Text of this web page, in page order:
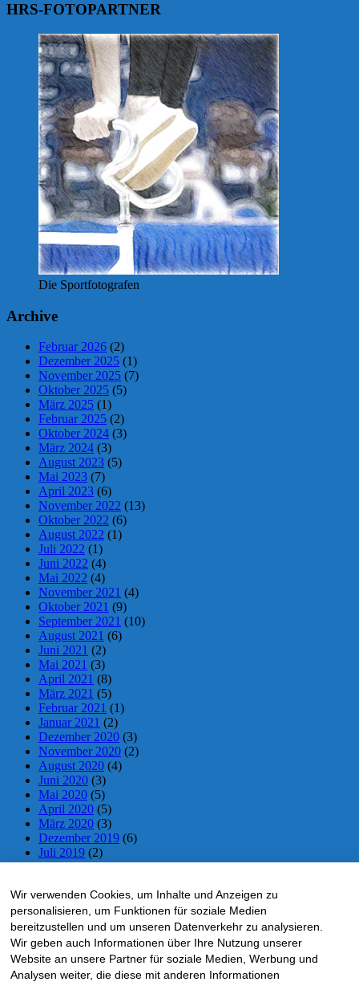
HRS-FOTOPARTNER
Die Sportfotografen
Archive
Februar 2026 (2)
Dezember 2025 (1)
November 2025 (7)
Oktober 2025 (5)
März 2025 (1)
Februar 2025 (2)
Oktober 2024 (3)
März 2024 (3)
August 2023 (5)
Mai 2023 (7)
April 2023 (6)
November 2022 (13)
Oktober 2022 (6)
August 2022 (1)
Juli 2022 (1)
Juni 2022 (4)
Mai 2022 (4)
November 2021 (4)
Oktober 2021 (9)
September 2021 (10)
August 2021 (6)
Juni 2021 (2)
Mai 2021 (3)
April 2021 (8)
März 2021 (5)
Februar 2021 (1)
Januar 2021 (2)
Dezember 2020 (3)
November 2020 (2)
August 2020 (4)
Juni 2020 (3)
Mai 2020 (5)
April 2020 (5)
März 2020 (3)
Dezember 2019 (6)
Juli 2019 (2)
Juni 2019(2)
April 2019(5)
März 2019 (1)
November 2018(10)
Oktober 2018(5)
September 2018
(1)
Mai 2018
(4)
April 2018 (4)
Wir verwenden Cookies, um Inhalte und Anzeigen zu
personalisieren, um Funktionen für soziale Medien
bereitzustellen und um unseren Datenverkehr zu analysieren.
Wir geben auch Informationen über Ihre Nutzung unserer
Website an unsere Partner für soziale Medien, Werbung und
Analysen weiter, die diese mit anderen Informationen